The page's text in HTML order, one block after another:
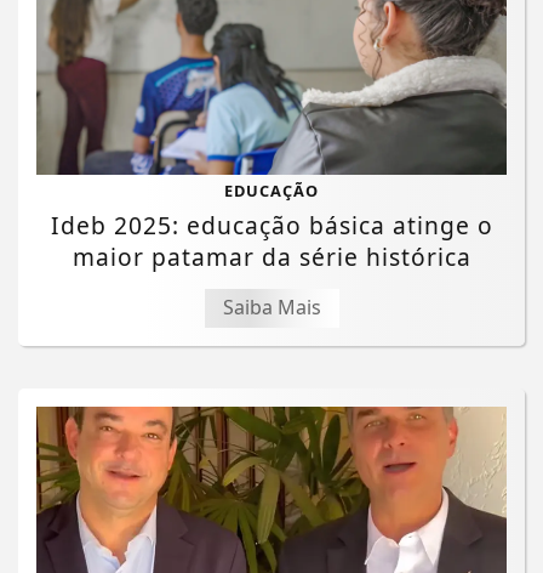
EDUCAÇÃO
Ideb 2025: educação básica atinge o
maior patamar da série histórica
Saiba Mais